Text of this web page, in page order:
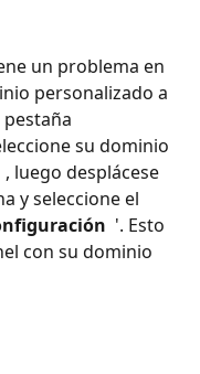
un problema en
personalizado a
su dominio
, luego desplácese
y seleccione el
'. Esto
con su dominio